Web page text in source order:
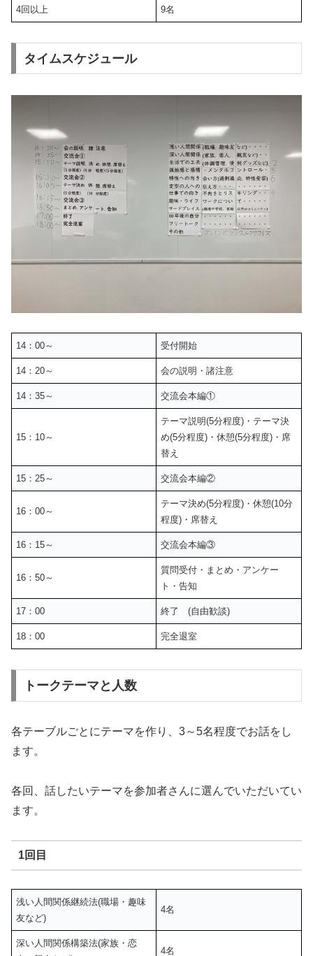
4回以上 9名
タイムスケジュール
14：00～ 受付開始
14：20～ 会の説明・諸注意
14：35～ 交流会本編①
15：10～
テーマ説明(5分程度)・テーマ決
め(5分程度)・休憩(5分程度)・席
替え
15：25～ 交流会本編②
16：00～
テーマ決め(5分程度)・休憩(10分
程度)・席替え
16：15～ 交流会本編③
16：50～
質問受付・まとめ・アンケー
ト・告知
17：00 終了 (自由歓談)
18：00 完全退室
トークテーマと人数
各テーブルごとにテーマを作り、3～5名程度でお話をし
ます。
各回、話したいテーマを参加者さんに選んでいただいてい
ます。
1回目
浅い人間関係継続法(職場・趣味
友など)
4名
深い人間関係構築法(家族・恋
4名